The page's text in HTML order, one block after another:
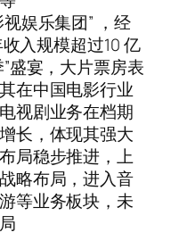
娱乐集团” ，经
入规模超过10 亿
盛宴，大片票房表
在中国电影行业
视剧业务在档期
长，体现其强大
局稳步推进，上
略布局，进入音
等业务板块，未